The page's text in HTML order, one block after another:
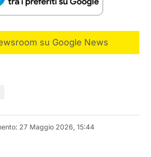
su Google News
27 Maggio 2026, 15:44